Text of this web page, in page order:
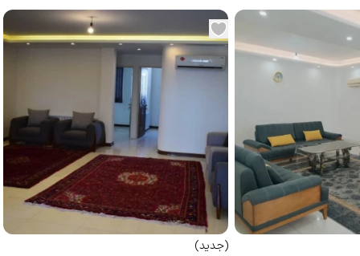
(جدید)